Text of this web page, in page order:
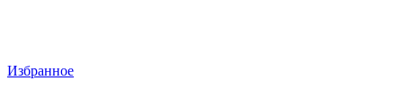
Избранное